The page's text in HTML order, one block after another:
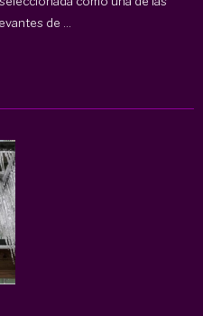
de ...